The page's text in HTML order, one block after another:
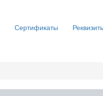
Сертификаты